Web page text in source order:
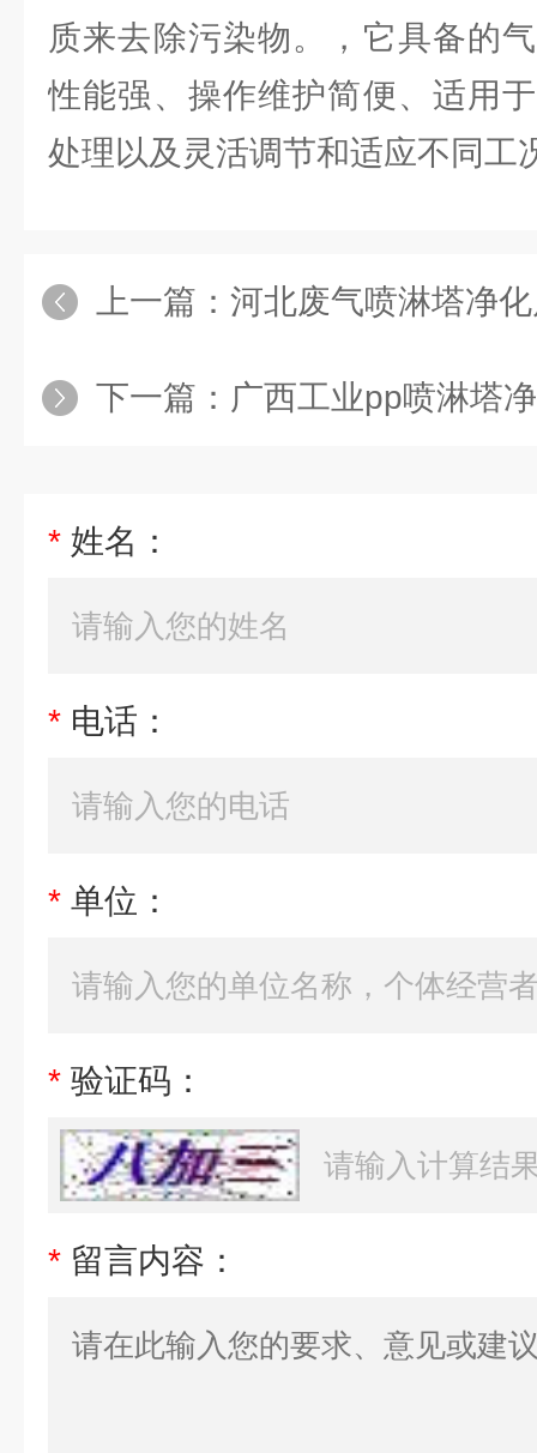
质来去除污染物。，它具备的
性能强、操作维护简便、适用
处理以及灵活调节和适应不同工
上一篇： 河北废气喷淋塔净
下一篇： 广西工业pp喷淋塔
* 姓名：
* 电话：
* 单位：
* 验证码：
* 留言内容：